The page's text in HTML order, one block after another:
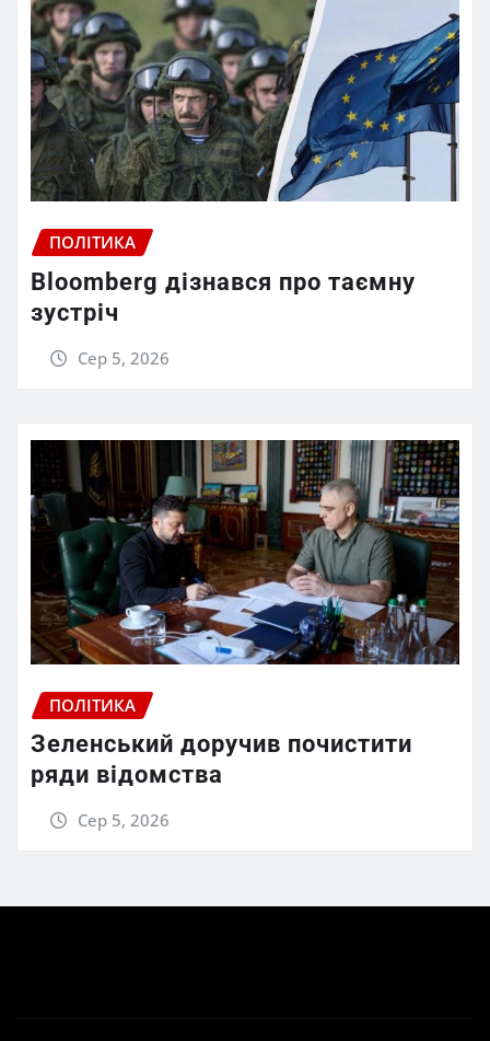
ПОЛІТИКА
Bloomberg дізнався про таємну
зустріч
Сер 5, 2026
ПОЛІТИКА
Зеленський доручив почистити
ряди відомства
Сер 5, 2026